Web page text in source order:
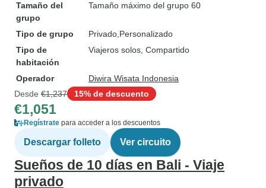
Tamaño del
grupo
Tamaño máximo del grupo 60
Tipo de grupo Privado Personalizado
Tipo de
habitación
Viajeros solos, Compartido
Operador
Diwira Wisata Indonesia
Desde €1,237 15% de descuento
€1,051
Regístrate para acceder a los descuentos
Descargar folleto Ver circuito
Sueños de 10 días en Bali - Viaje
privado